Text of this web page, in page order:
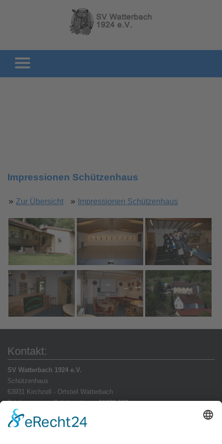
Impressionen Schützenhaus
Zur Übersicht Impressionen Schützenhaus
Kontakt:
SV Watterbach 1924 e.V.
Schützenhaus
63931 Kirchzell - Ortsteil Watterbach
Telefonnummer Schützenhaus:09373 567
E-Mail: